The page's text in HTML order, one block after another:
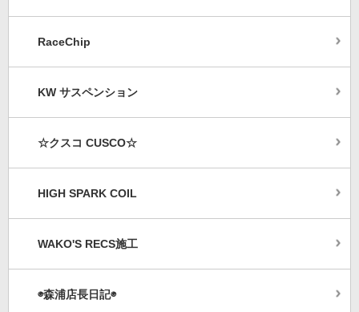
RaceChip
KW サスペンション
☆クスコ CUSCO☆
HIGH SPARK COIL
WAKO'S RECS施工
◉森浦店長日記◉